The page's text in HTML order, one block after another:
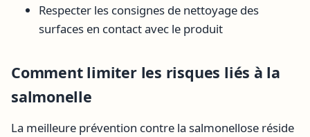
Respecter les consignes de nettoyage des
surfaces en contact avec le produit
Comment limiter les risques liés à la
salmonelle
La meilleure prévention contre la salmonellose réside